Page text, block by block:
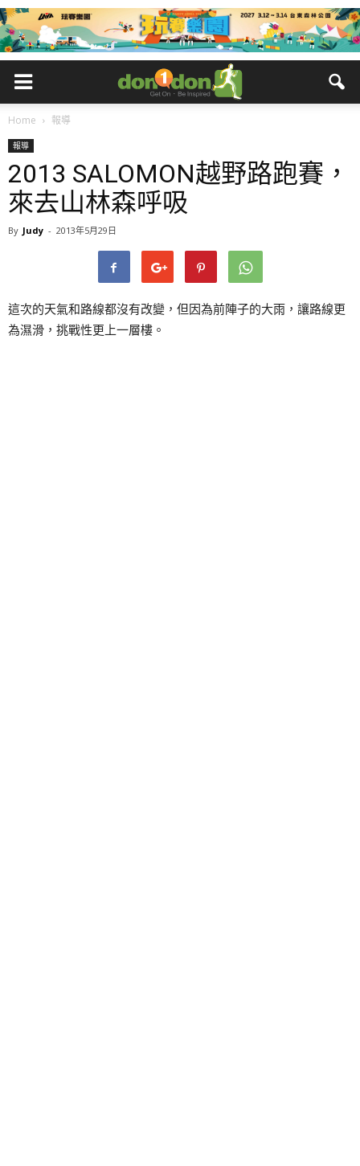
Home 報導
報導
2013 SALOMON越野路跑賽，
來去山林森呼吸
By Judy - 2013年5月29日
這次的天氣和路線都沒有改變，但因為前陣子的大雨，讓路線更
為濕滑，挑戰性更上一層樓。